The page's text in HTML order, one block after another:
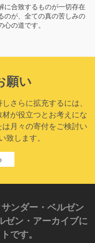
に合致するものが一切存在
のが、全ての真の苦しみの
の道です。
願い
さらに拡充するには、
が役立つとお考えにな
月々の寄付をご検討い
致します。
ンダー・ベルゼン
ゼン・アーカイブに
です。